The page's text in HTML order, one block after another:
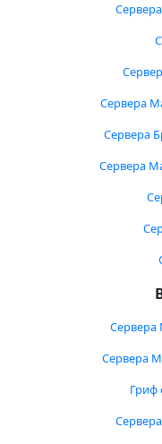
Сервера
Сервера
Сервера
Сервера
Гриф